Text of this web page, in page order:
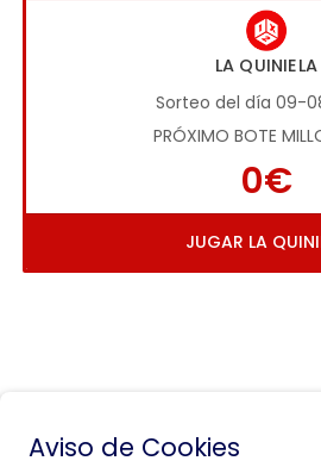
LA QUINIELA
Sorteo del día 09-
PRÓXIMO BOTE
0€
JUGAR LA
Aviso de Cookies